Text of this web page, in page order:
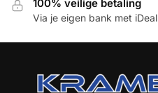
100% veilige betaling
Via je eigen bank met iDeal